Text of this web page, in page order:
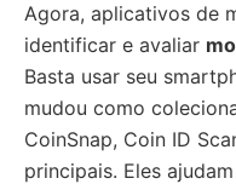
Agora, aplicativos de
identificar e avaliar
Basta usar seu
mudou como
CoinSnap, Coin ID
principais. Eles